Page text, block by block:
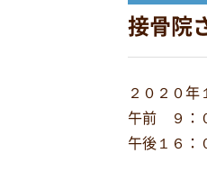
接骨院
２０２０年
午前 ９：
午後１６：